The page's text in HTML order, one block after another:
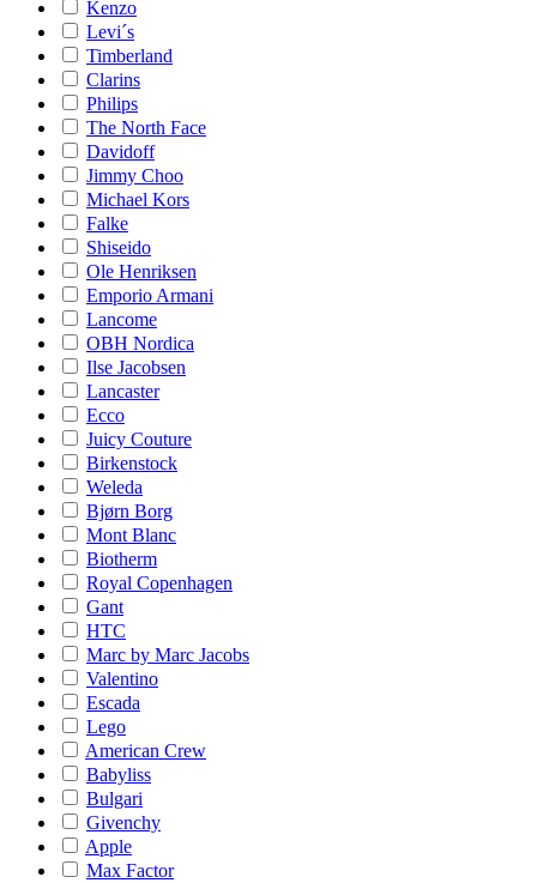
Kenzo
Levi´s
Timberland
Clarins
Philips
The North Face
Davidoff
Jimmy Choo
Michael Kors
Falke
Shiseido
Ole Henriksen
Emporio Armani
Lancome
OBH Nordica
Ilse Jacobsen
Lancaster
Ecco
Juicy Couture
Birkenstock
Weleda
Bjørn Borg
Mont Blanc
Biotherm
Royal Copenhagen
Gant
HTC
Marc by Marc Jacobs
Valentino
Escada
Lego
American Crew
Babyliss
Bulgari
Givenchy
Apple
Max Factor